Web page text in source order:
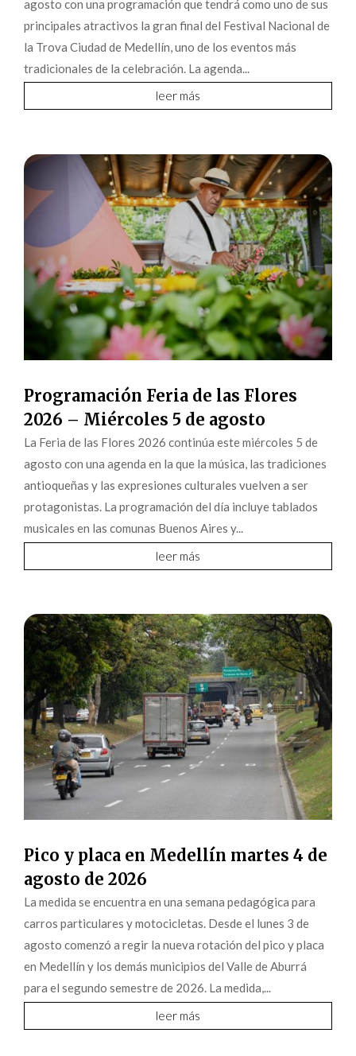
agosto con una programación que tendrá como uno de sus
principales atractivos la gran final del Festival Nacional de
la Trova Ciudad de Medellín, uno de los eventos más
tradicionales de la celebración. La agenda...
leer más
Programación Feria de las Flores
2026 – Miércoles 5 de agosto
La Feria de las Flores 2026 continúa este miércoles 5 de
agosto con una agenda en la que la música, las tradiciones
antioqueñas y las expresiones culturales vuelven a ser
protagonistas. La programación del día incluye tablados
musicales en las comunas Buenos Aires y...
leer más
Pico y placa en Medellín martes 4 de
agosto de 2026
La medida se encuentra en una semana pedagógica para
carros particulares y motocicletas. Desde el lunes 3 de
agosto comenzó a regir la nueva rotación del pico y placa
en Medellín y los demás municipios del Valle de Aburrá
para el segundo semestre de 2026. La medida,...
leer más